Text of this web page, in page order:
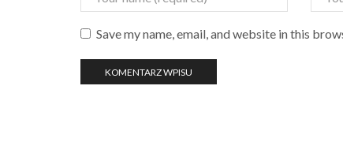
Save my name, email, and website in this